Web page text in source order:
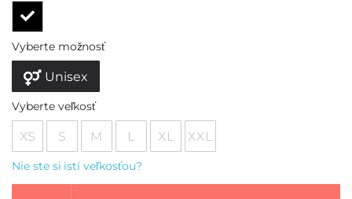
Vyberte možnosť
Unisex
Vyberte veľkosť
XS S M L XL XXL
Nie ste si istí veľkosťou?